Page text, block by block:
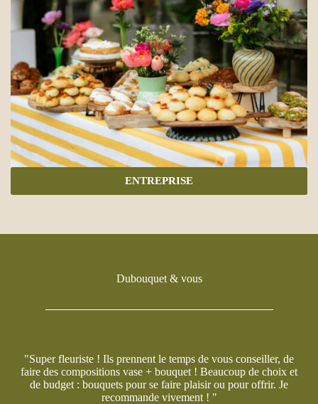
ENTREPRISE
Dubouquet & vous
"Super fleuriste ! Ils prennent le temps de vous conseiller, de
faire des compositions vase + bouquet ! Beaucoup de choix et
de budget : bouquets pour se faire plaisir ou pour offrir. Je
recommande vivement ! "